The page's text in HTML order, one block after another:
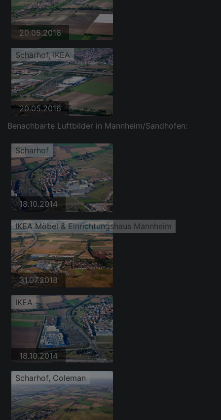
20.05.2016
Scharhof, IKEA
20.05.2016
Benachbarte Luftbilder in Mannheim/Sandhofen:
Scharhof
18.10.2014
IKEA Möbel & Einrichtungshaus Mannheim
31.07.2018
IKEA
18.10.2014
Scharhof, Coleman